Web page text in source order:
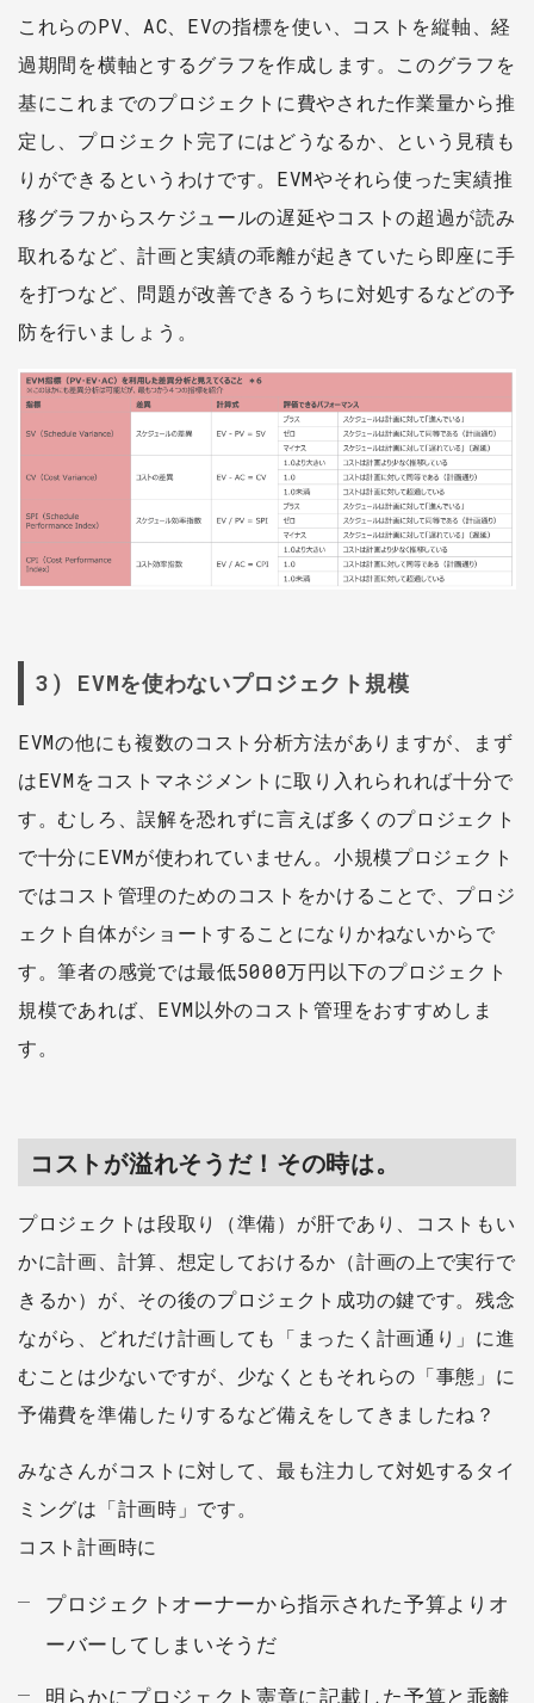
これらのPV、AC、EVの指標を使い、コストを縦軸、経
過期間を横軸とするグラフを作成します。このグラフを
基にこれまでのプロジェクトに費やされた作業量から推
定し、プロジェクト完了にはどうなるか、という見積も
りができるというわけです。EVMやそれら使った実績推
移グラフからスケジュールの遅延やコストの超過が読み
取れるなど、計画と実績の乖離が起きていたら即座に手
を打つなど、問題が改善できるうちに対処するなどの予
防を行いましょう。
3) EVMを使わないプロジェクト規模
EVMの他にも複数のコスト分析方法がありますが、まず
はEVMをコストマネジメントに取り入れられれば十分で
す。むしろ、誤解を恐れずに言えば多くのプロジェクト
で十分にEVMが使われていません。小規模プロジェクト
ではコスト管理のためのコストをかけることで、プロジ
ェクト自体がショートすることになりかねないからで
す。筆者の感覚では最低5000万円以下のプロジェクト
規模であれば、EVM以外のコスト管理をおすすめしま
す。
コストが溢れそうだ！その時は。
プロジェクトは段取り（準備）が肝であり、コストもい
かに計画、計算、想定しておけるか（計画の上で実行で
きるか）が、その後のプロジェクト成功の鍵です。残念
ながら、どれだけ計画しても「まったく計画通り」に進
むことは少ないですが、少なくともそれらの「事態」に
予備費を準備したりするなど備えをしてきましたね？
みなさんがコストに対して、最も注力して対処するタイ
ミングは「計画時」です。
コスト計画時に
プロジェクトオーナーから指示された予算よりオ
ーバーしてしまいそうだ
明らかにプロジェクト憲章に記載した予算と乖離